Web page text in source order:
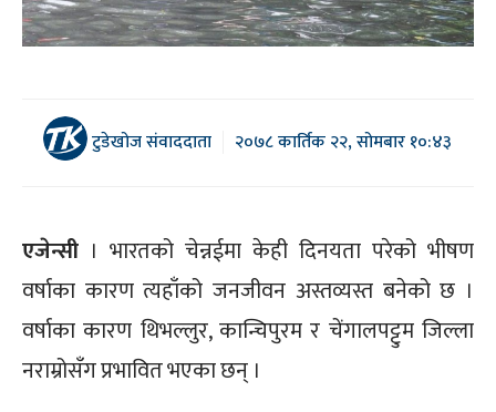
टुडेखोज संवाददाता २०७८ कार्तिक २२, सोमबार १०:४३
एजेन्सी । भारतको चेन्नईमा केही दिनयता परेको भीषण
वर्षाका कारण त्यहाँको जनजीवन अस्तव्यस्त बनेको छ ।
वर्षाका कारण थिभल्लुर, कान्चिपुरम र चेंगालपट्टुम जिल्ला
नराम्रोसँग प्रभावित भएका छन् ।